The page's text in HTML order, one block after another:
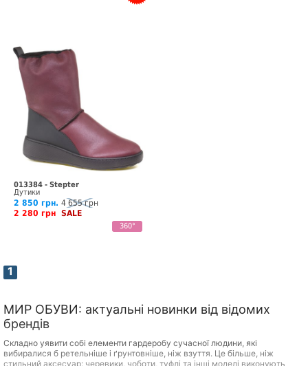
013384 - Stepter
Дутики
2 850 грн. 4 655 грн
2 280 грн SALE
360°
1
МИР ОБУВИ: актуальні новинки від відомих
брендів
Складно уявити собі елементи гардеробу сучасної людини, які
вибиралися б ретельніше і ґрунтовніше, ніж взуття. Це більше, ніж
стильний аксесуар: черевики, чоботи, туфлі та інші моделі виконують